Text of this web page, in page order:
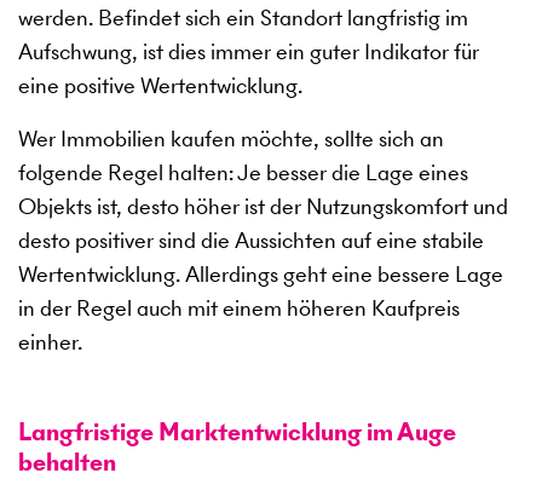
werden. Befindet sich ein Standort langfristig im
Aufschwung, ist dies immer ein guter Indikator für
eine positive Wertentwicklung.
Wer Immobilien kaufen möchte, sollte sich an
folgende Regel halten: Je besser die Lage eines
Objekts ist, desto höher ist der Nutzungskomfort und
desto positiver sind die Aussichten auf eine stabile
Wertentwicklung. Allerdings geht eine bessere Lage
in der Regel auch mit einem höheren Kaufpreis
einher.
Langfristige Marktentwicklung im Auge
behalten